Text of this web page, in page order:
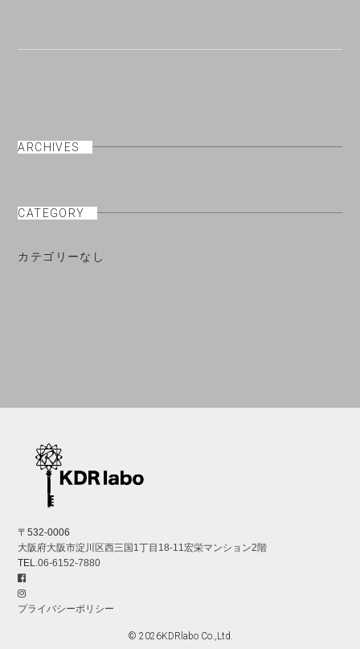
ARCHIVES
CATEGORY
カテゴリーなし
〒532-0006
大阪府大阪市淀川区西三国1丁目18-11宏栄マンション2階
TEL.06-6152-7880
プライバシーポリシー
© 2026KDRlabo Co.,Ltd.